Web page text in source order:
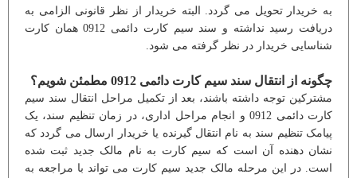
به خریدار تحویل می گردد. البته خریدار از نظر قانونی الزامی به
دریافت رسید نداشته و سند سیم کارت دائمی 0912 همان کارت
شناسایی خریدار در نظر گرفته می شود.
چگونه از انتقال سند سیم کارت دائمی 0912 مطمئن شویم؟
مشترکین توجه داشته باشند، بعد از تکمیل مراحل انتقال سند سیم
کارت دائمی 0912 و انجام مراحل اداری، در زمان تنظیم سند، یک
پیامک تنظیم سند به نام انتقال گیرنده یا خریدار ارسال می گردد که
نشان دهنده آن است که سیم کارت به نام مالک جدید ثبت شده
است. در این مرحله مالک جدید سیم کارت می تواند با مراجعه به